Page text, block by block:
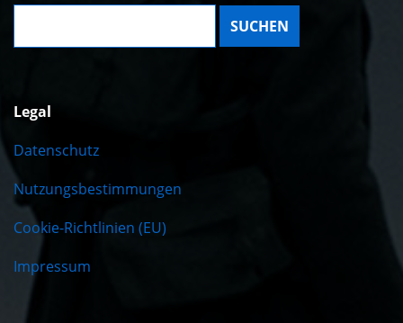
Suche:
Legal
Datenschutz
Nutzungsbestimmungen
Cookie-Richtlinien (EU)
Impressum